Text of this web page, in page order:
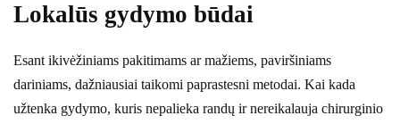
Lokalūs gydymo būdai
Esant ikivėžiniams pakitimams ar mažiems, paviršiniams
dariniams, dažniausiai taikomi paprastesni metodai. Kai kada
užtenka gydymo, kuris nepalieka randų ir nereikalauja chirurginio